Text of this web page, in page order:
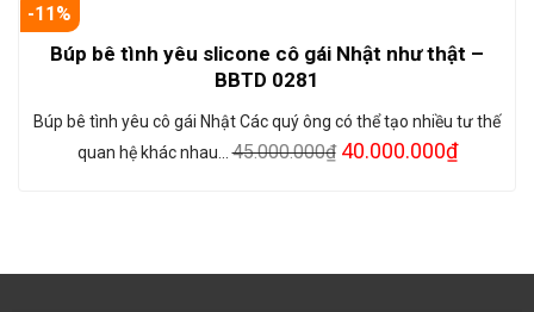
-11%
Búp bê tình yêu slicone cô gái Nhật như thật –
BBTD 0281
Búp bê tình yêu cô gái Nhật Các quý ông có thể tạo nhiều tư thế
quan hệ khác nhau…45.000.000₫ 40.000.000₫